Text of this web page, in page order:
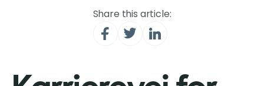
Share this article: